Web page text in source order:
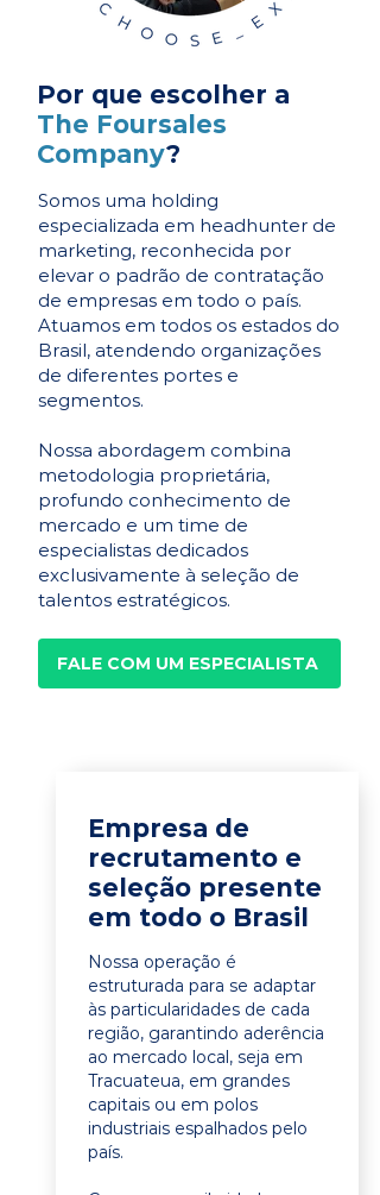
Por que escolher a
The Foursales
Company?
Somos uma holding
especializada em headhunter de
marketing, reconhecida por
elevar o padrão de contratação
de empresas em todo o país.
Atuamos em todos os estados do
Brasil, atendendo organizações
de diferentes portes e
segmentos.
Nossa abordagem combina
metodologia proprietária,
profundo conhecimento de
mercado e um time de
especialistas dedicados
exclusivamente à seleção de
talentos estratégicos.
FALE COM UM ESPECIALISTA
Empresa de
recrutamento e
seleção presente
em todo o Brasil
Nossa operação é
estruturada para se adaptar
às particularidades de cada
região, garantindo aderência
ao mercado local, seja em
Tracuateua, em grandes
capitais ou em polos
industriais espalhados pelo
país.